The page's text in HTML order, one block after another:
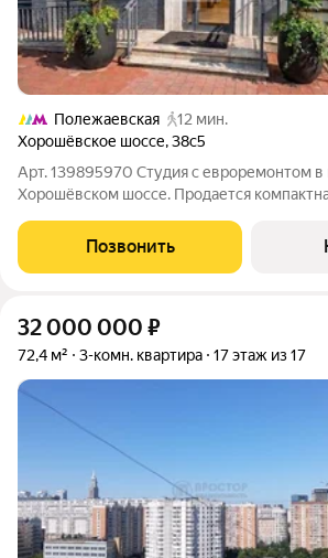
Полежаевская
12 мин.
Хорошёвское шоссе,38с5
Арт. 139895970 Студия с евроремонтом
Хорошёвском шоссе. Продается
кирпичном доме на Хорошёвском шоссе,
продажа, все документы готовы
Позвонить
32 000 000 ₽
72,4 м² 3-комн. квартира 17 этаж из 17